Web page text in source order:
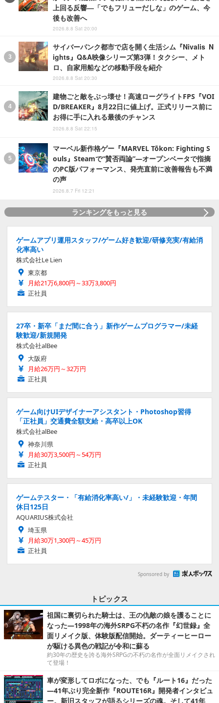
上回る反響―「でもフリューだしな」のゲーム、今
後も改善へ
2026.8.8 Sat 20:00
サイバーパンク都市で店を開く生活シム『Nivalis N
ights』Q&A映像シリーズ第3弾！タクシー、メト
ロ、自家用船などの移動手段を紹介
2026.8.8 Sat 20:30
建物ごと敵をぶっ壊せ！高速ローグライトFPS『VOI
D/BREAKER』8月22日に値上げ。正式リリース前に
お得に手に入れる最後のチャンス
2026.8.8 Sat 22:15
マーベル新作格ゲー『MARVEL Tōkon: Fighting S
ouls』Steamで“賛否両論”―オープンベータで指摘
のPC版パフォーマンス、発売直前に改善報告も不満
の声
2026.8.7 Fri 12:21
ランキングをもっと見る
ゲームアプリ運用スタッフ/ゲーム好き歓迎/研修充実/有給消
化率高い
株式会社Le Lien
東京都
月給21万6,800円～33万3,800円
正社員
27卒・新卒「まだ間に合う」新作ゲームプログラマー/未経
験歓迎/新規開発
株式会社alBee
大阪府
月給26万円～32万円
正社員
ゲーム向けUIデザイナーアシスタント・Photoshop習得
「正社員」交通費全額支給・高卒以上OK
株式会社alBee
神奈川県
月給30万3,500円～54万円
正社員
ゲームテスター・「有給消化率高い/」・未経験歓迎・年間
休日125日
AQUARIUS株式会社
埼玉県
月給30万1,300円～45万円
正社員
Sponsored by
トピックス
祖国に裏切られた騎士は、王の仇敵の娘を護ることに
なった―1998年の海外SRPG不朽の名作『幻世録』全
面リメイク版、体験版配信開始。ダーティーヒーロー
が駆ける異色の戦記が令和に蘇る
約30年の歴史を誇る海外SRPGの不朽の名作が全面リメイクされ
て登場！
車が変形してロボになった、でも『ルート16』だった
―41年ぶり完全新作『ROUTE16R』開発者インタビュ
ー。新旧スタッフが語るシリーズの魂。そして41年